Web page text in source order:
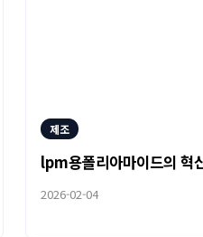
제조
lpm용폴리아마이드의 혁
2026-02-04